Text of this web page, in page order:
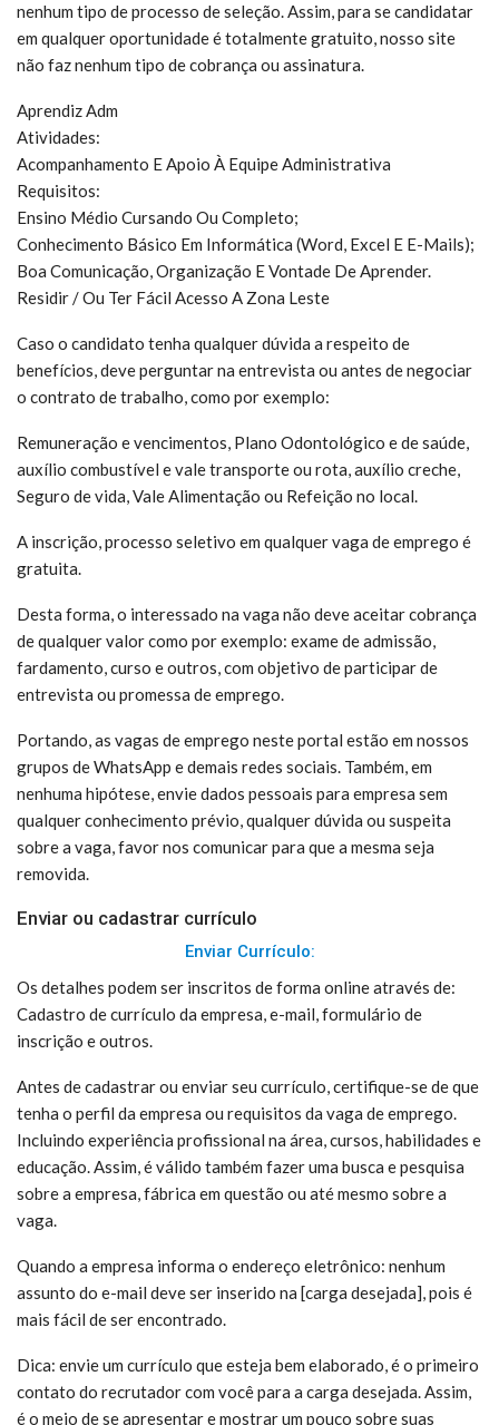
nenhum tipo de processo de seleção. Assim, para se candidatar
em qualquer oportunidade é totalmente gratuito, nosso site
não faz nenhum tipo de cobrança ou assinatura.
Aprendiz Adm
Atividades:
Acompanhamento E Apoio À Equipe Administrativa
Requisitos:
Ensino Médio Cursando Ou Completo;
Conhecimento Básico Em Informática (Word, Excel E E-Mails);
Boa Comunicação, Organização E Vontade De Aprender.
Residir / Ou Ter Fácil Acesso A Zona Leste
Caso o candidato tenha qualquer dúvida a respeito de
benefícios, deve perguntar na entrevista ou antes de negociar
o contrato de trabalho, como por exemplo:
Remuneração e vencimentos, Plano Odontológico e de saúde,
auxílio combustível e vale transporte ou rota, auxílio creche,
Seguro de vida, Vale Alimentação ou Refeição no local.
A inscrição, processo seletivo em qualquer vaga de emprego é
gratuita.
Desta forma, o interessado na vaga não deve aceitar cobrança
de qualquer valor como por exemplo: exame de admissão,
fardamento, curso e outros, com objetivo de participar de
entrevista ou promessa de emprego.
Portando, as vagas de emprego neste portal estão em nossos
grupos de WhatsApp e demais redes sociais. Também, em
nenhuma hipótese, envie dados pessoais para empresa sem
qualquer conhecimento prévio, qualquer dúvida ou suspeita
sobre a vaga, favor nos comunicar para que a mesma seja
removida.
Enviar ou cadastrar currículo
Enviar Currículo:
Os detalhes podem ser inscritos de forma online através de:
Cadastro de currículo da empresa, e-mail, formulário de
inscrição e outros.
Antes de cadastrar ou enviar seu currículo, certifique-se de que
tenha o perfil da empresa ou requisitos da vaga de emprego.
Incluindo experiência profissional na área, cursos, habilidades e
educação. Assim, é válido também fazer uma busca e pesquisa
sobre a empresa, fábrica em questão ou até mesmo sobre a
vaga.
Quando a empresa informa o endereço eletrônico: nenhum
assunto do e-mail deve ser inserido na [carga desejada], pois é
mais fácil de ser encontrado.
Dica: envie um currículo que esteja bem elaborado, é o primeiro
contato do recrutador com você para a carga desejada. Assim,
é o meio de se apresentar e mostrar um pouco sobre suas